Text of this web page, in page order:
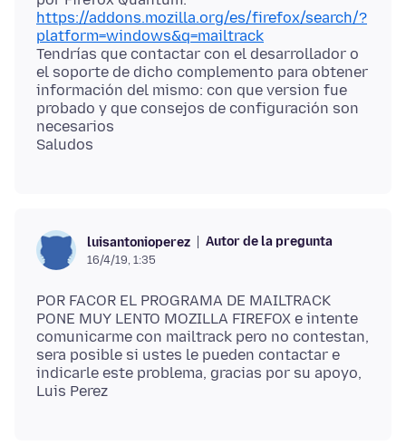
https://addons.mozilla.org/es/firefox/search/?
platform=windows&q=mailtrack
Tendrías que contactar con el desarrollador o
el soporte de dicho complemento para obtener
información del mismo: con que version fue
probado y que consejos de configuración son
necesarios
luisantonioperez Autor de la pregunta
16/4/19, 1:35
POR FACOR EL PROGRAMA DE MAILTRACK
PONE MUY LENTO MOZILLA FIREFOX e intente
comunicarme con mailtrack pero no contestan,
sera posible si ustes le pueden contactar e
indicarle este problema, gracias por su apoyo,